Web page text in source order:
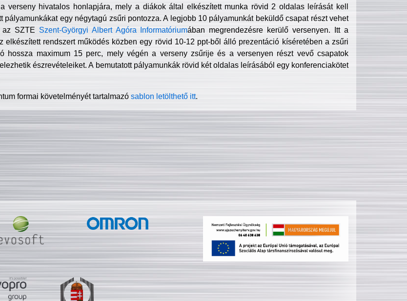
verseny hivatalos honlapjára, mely a diákok által elkészített munka rövid 2 oldalas leírását kell
pályamunkákat egy négytagú zsűri pontozza. A legjobb 10 pályamunkát beküldő csapat részt vehet
SZTE Szent-Györgyi Albert Agóra Informatóriumában megrendezésre kerülő versenyen. Itt a
elkészített rendszert működés közben egy rövid 10-12 ppt-ből álló prezentáció kíséretében a zsűri
hossza maximum 15 perc, mely végén a verseny zsűrije és a versenyen részt vevő csapatok
észrevételeiket. A bemutatott pályamunkák rövid két oldalas leírásából egy konferenciakötet
formai követelményét tartalmazósablon letölthető itt.